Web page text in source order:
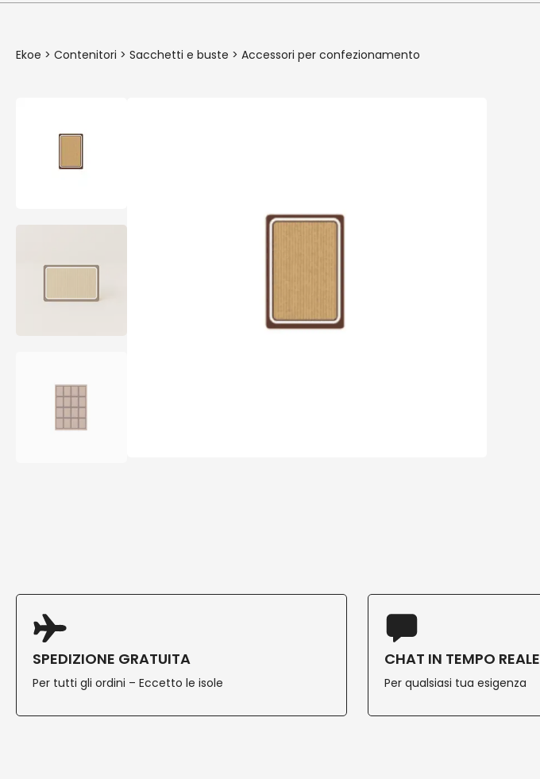
Ekoe > Contenitori > Sacchetti e buste > Accessori per confezionamento
SPEDIZIONE GRATUITA
Per tutti gli ordini – Eccetto le isole
CHAT IN TEMPO REALE
Per qualsiasi tua esigenza